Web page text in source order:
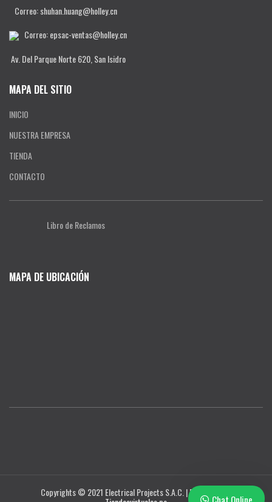
Correo: shuhan.huang@holley.cn
Correo: epsac-ventas@holley.cn
Av. Del Parque Norte 620, San Isidro
MAPA DEL SITIO
INICIO
NUESTRA EMPRESA
TIENDA
CONTACTO
Libro de Reclamos
MAPA DE UBICACIÓN
Copyrights © 2021 Electrical Projects S.A.C. | Diseñado por